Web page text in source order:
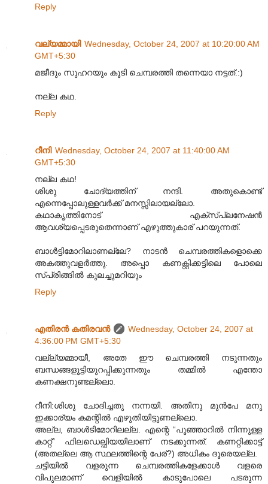
Reply
വല്യമ്മായി Wednesday, October 24, 2007 at 10:20:00 AM
GMT+5:30
മജീദും സുഹറയും കൂടി ചെമ്പരത്തി തന്നെയാ നട്ടത്.:)
നല്ല കഥ.
Reply
റീനി Wednesday, October 24, 2007 at 11:40:00 AM
GMT+5:30
നല്ല കഥ!
ശിശു ചോദ്യത്തിന്‌ നന്ദി. അതുകൊണ്ട്‌
എന്നെപ്പോലുള്ളവര്‍ക്ക്‌ മനസ്സിലായല്ലോ.
കഥാകൃത്തിനോട്‌ എക്സ്‌പ്ലനേഷന്‍
ആവശ്യപ്പെടരുതെന്നാണ്‌ എഴുത്തുകാര്‌ പറയുന്നത്‌.
ബാള്‍ട്ടിമോറിലാണല്ലേ? നാടന്‍ ചെമ്പരത്തികളൊക്കെ
അകത്തുവളര്‍ത്തു. അപ്പൊ കണക്റ്റിക്കട്ടിലെ പോലെ
സ്പ്രിങ്ങില്‍ കുലച്ചുമറിയും
Reply
എതിരന്‍ കതിരവന്‍
Wednesday, October 24, 2007 at
4:36:00 PM GMT+5:30
വല്ല്യമ്മായീ, അതേ ഈ ചെമ്പരത്തി നടുന്നതും
ബന്ധങ്ങളൂട്ടിയുറപ്പിക്കുന്നതും തമ്മില്‍ എന്തോ
കണക്ഷനുണ്ടല്ലൊ.
റീനി:ശിശു ചോദിച്ചതു നന്നയി. അതിനു മുന്‍പേ മനു
ഇക്കാര്യം കമന്റില്‍ എഴുതിയിട്ടുണല്ലൊ.
അല്ല, ബാള്‍ടിമോറിലല്ല. എന്റെ “പൂഞ്ഞാറില്‍ നിന്നുള്ള
കാറ്റ്” ഫിലഡെല്ഫിയയിലാണ് നടക്കുന്നത്. കണറ്റിക്കാട്ട്
(അതല്ലെ ആ സ്ഥലത്തിന്റെ പേര്?) അധികം ദൂരെയല്ല.
ചട്ടിയില്‍ വളരുന്ന ചെമ്പരത്തികളേക്കാള്‍ വളരെ
വിപുലമാണ് വെളിയില്‍ കാടുപോലെ പടരുന്ന